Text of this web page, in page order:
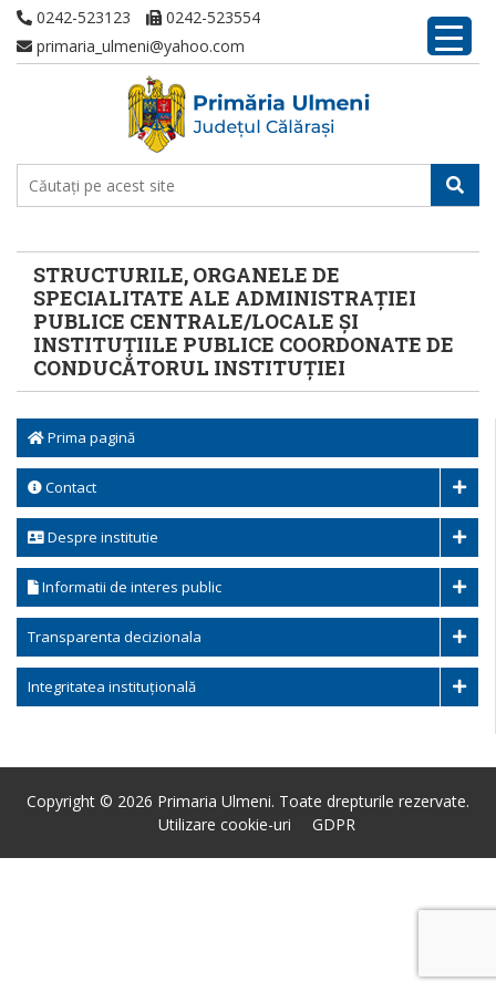
0242-523123
0242-523554
primaria_ulmeni@yahoo.com
STRUCTURILE, ORGANELE DE
SPECIALITATE ALE ADMINISTRAȚIEI
PUBLICE CENTRALE/LOCALE ȘI
INSTITUȚIILE PUBLICE COORDONATE DE
CONDUCĂTORUL INSTITUȚIEI
Prima pagină
Contact
Despre institutie
Informatii de interes public
Transparenta decizionala
Integritatea instituțională
Copyright © 2026 Primaria Ulmeni. Toate drepturile rezervate.
Utilizare cookie-uri
GDPR